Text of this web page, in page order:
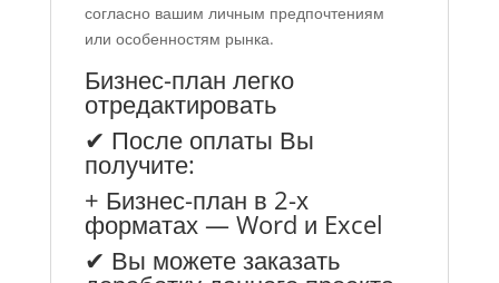
согласно вашим личным предпочтениям
или особенностям рынка.
Бизнес-план легко
отредактировать
✔ После оплаты Вы
получите:
+ Бизнес-план в 2-х
форматах — Word и Excel
✔ Вы можете заказать